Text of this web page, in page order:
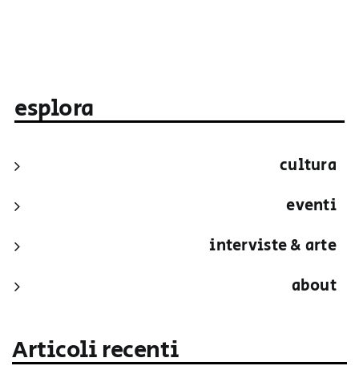
esplora
cultura
eventi
interviste & arte
about
Articoli recenti